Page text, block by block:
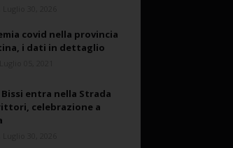
covid nella provincia
i dati in dettaglio
entra nella Strada
celebrazione a